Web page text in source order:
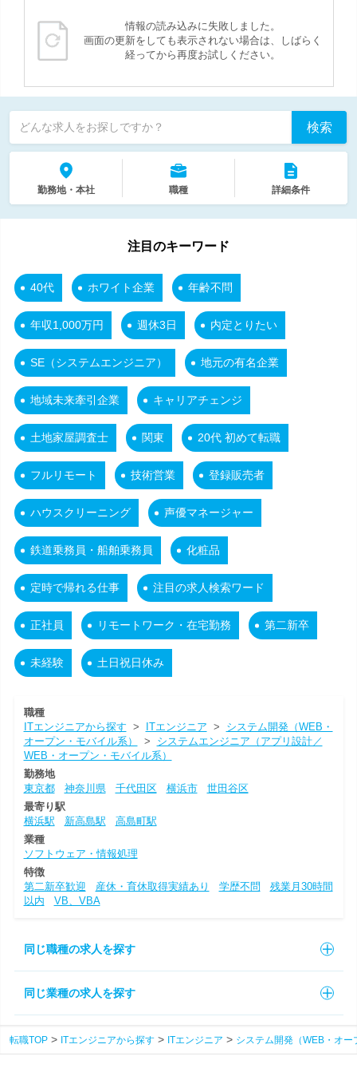
情報の読み込みに失敗しました。
画面の更新をしても表示されない場合は、しばらく
経ってから再度お試しください。
どんな求人をお探しですか？ 検索
勤務地・本社 職種 詳細条件
注目のキーワード
40代 ホワイト企業 年齢不問
年収1,000万円 週休3日 内定とりたい
SE（システムエンジニア） 地元の有名企業
地域未来牽引企業 キャリアチェンジ
土地家屋調査士 関東 20代 初めて転職
フルリモート 技術営業 登録販売者
ハウスクリーニング 声優マネージャー
鉄道乗務員・船舶乗務員 化粧品
定時で帰れる仕事 注目の求人検索ワード
正社員 リモートワーク・在宅勤務 第二新卒
未経験 土日祝日休み
職種
ITエンジニアから探す > ITエンジニア > システム開発（WEB・
オープン・モバイル系）
> システムエンジニア（アプリ設計／
WEB・オープン・モバイル系）
勤務地
東京都
神奈川県 千代田区 横浜市
世田谷区
最寄り駅
横浜駅
新高島駅
高島町駅
業種
ソフトウェア・情報処理
特徴
第二新卒歓迎
産休・育休取得実績あり 学歴不問
残業月30時間
以内
VB、VBA
同じ職種の求人を探す
同じ業種の求人を探す
転職TOP ITエンジニアから探す ITエンジニア システム開発（WEB・オ